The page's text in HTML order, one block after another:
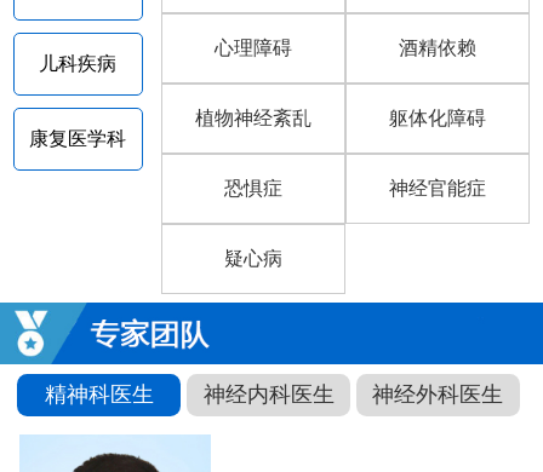
儿科疾病
康复医学科
心理障碍 酒精依赖
植物神经紊乱 躯体化障碍
恐惧症 神经官能症
疑心病
精神科医生 神经内科医生 神经外科医生